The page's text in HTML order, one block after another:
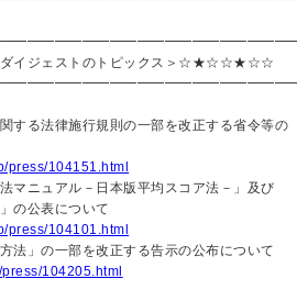
ジェストのトピックス＞☆★☆☆★☆☆
する法律施行規則の一部を改正する省令等の
press/104151.html
マニュアル－日本版平均スコア法－」及び
の公表について
press/104101.html
法」の一部を改正する告示の公布について
104205.html